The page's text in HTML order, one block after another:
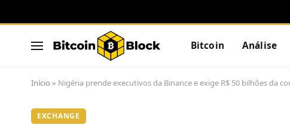
Bitcoin Análise
Início » Nigéria prende executivos da Binance e exige R$ 50 bilhões da
EXCHANGE